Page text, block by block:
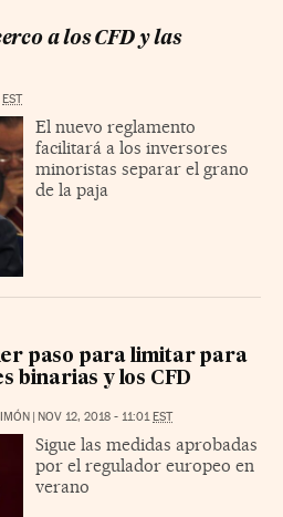
a los CFD y las
EST
El nuevo reglamento
facilitará a los inversores
minoristas separar el grano
de la paja
paso para limitar para
binarias y los CFD
NOV 12, 2018 - 11:01 EST
Sigue las medidas aprobadas
por el regulador europeo en
verano